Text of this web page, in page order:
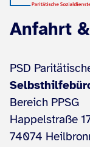
Anfahrt
PSD
Bereich PPSG
Happelstraße
74074